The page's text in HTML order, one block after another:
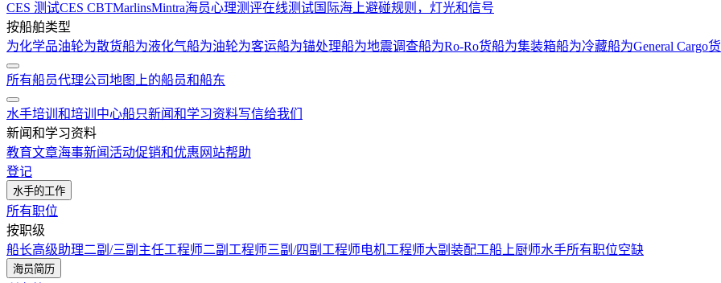
CES 测试CES CBTMarlinsMintra海员心理测评在线测试国际海上避碰规则，灯光和信号
按船舶类型
为化学品油轮为散货船为液化气船为油轮为客运船为锚处理船为地震调查船为Ro-Ro货船为集装箱船为冷藏船为General Cargo
所有船员代理公司地图上的船员和船东
水手培训和培训中心船只新闻和学习资料写信给我们
新闻和学习资料
教育文章海事新闻活动促销和优惠 网站帮助
登记
水手的工作
所有职位
按职级
船长高级助理二副/三副 主任工程师二副工程师三副/四副工程师电机工程师大副 装配工船上厨师水手所有职位空缺
海员简历